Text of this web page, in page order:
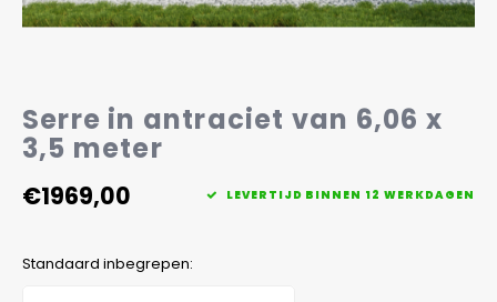
Serre in antraciet van 6,06 x
3,5 meter
€1969,00 LEVERTIJD BINNEN 12 WERKDAGEN
Standaard inbegrepen: